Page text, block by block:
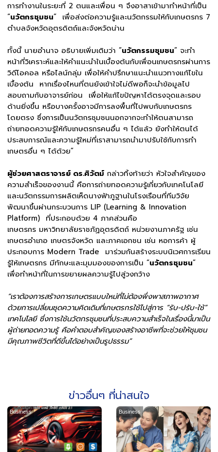
การทำงานในระยะที่ 2 ตนและเพื่อน ๆ จึงอาสาเข้ามาทำหน้าที่เป็น
“นวัตกรชุมชน” เพื่อส่งต่อความรู้และนวัตกรรมให้กับเกษตรกร 7
ตำบลจังหวัดอุตรดิตถ์และจังหวัดน่าน
ทั้งนี้ นายอำนาจ อธิบายเพิ่มเติมว่า “นวัตกรรมชุมชน” จะทำ
หน้าที่วิเคราะห์และให้คำแนะนำในเบื้องต้นกับเพื่อนเกษตรกรผ่านการ
วิดีโอคอล หรือไลน์กลุ่ม เพื่อให้คำปรึกษาแนะนำแนวทางแก้ไขใน
เบื้องต้น หากเรื่องไหนที่ตนยังเข้าใจไม่ดีพอก็จะนำข้อมูลไป
สอบถามกับอาจารย์ก่อน เพื่อให้แก้ไขปัญหาได้ตรงจุดและรอบ
ด้านยิ่งขึ้น หรือบางครั้งอาจมีการลงพื้นที่ไปพบกับเกษตรกร
โดยตรง ซึ่งการเป็นนวัตกรชุมชนนอกจากจะทำให้ตนสามารถ
ถ่ายทอดความรู้ให้กับเกษตรกรคนอื่น ๆ ได้แล้ว ยังทำให้ตนได้
ประสบการณ์และความรู้ใหม่ที่เราสามารถนำมาปรับใช้กับการทำ
เกษตรอื่น ๆ ได้ด้วย”
ผู้ช่วยศาสตราจารย์ ดร.ศิวัตม์ กล่าวทิ้งท้ายว่า หัวใจสำคัญของ
ความสำเร็จของงานนี้ คือการถ่ายทอดความรู้เกี่ยวกับเทคโนโลยี
และนวัตกรรมการผลิตเห็ดนางฟ้าภูฐานในโรงเรือนที่ทีมวิจัย
พัฒนาขึ้นผ่านกระบวนการ LIP (Learning & Innovation
Platform) ที่ประกอบด้วย 4 ภาคส่วนคือ
เกษตรกร มหาวิทยาลัยราชภัฏอุตรดิตถ์ หน่วยงานภาครัฐ เช่น
เกษตรอำเภอ เกษตรจังหวัด และภาคเอกชน เช่น หอการค้า ผู้
ประกอบการ Modern Trade มาร่วมกันสร้างระบบนิเวศการเรียน
รู้ให้เกษตรกร มีทักษะและมุมมองของการเป็น “นวัตกรชุมชน”
เพื่อทำหน้าที่ในการขยายผลความรู้ไปสู่วงกว้าง
“เราต้องการสร้างการเกษตรแบบใหม่ที่ไม่ต้องพึ่งพาสภาพอากาศ
ด้วยการเปลี่ยนชุดความคิดเดิมที่เกษตรกรใช้ไปสู่การ “รับ-ปรับ-ใช้”
เทคโนโลยี ซึ่งการใช้นวัตกรชุมชนที่ประสบความสำเร็จในเรื่องนี้มาเป็น
ผู้ถ่ายทอดความรู้ คือคำตอบสำคัญของสร้างอาชีพที่จะช่วยให้ชุมชน
มีคุณภาพชีวิตที่ดีขึ้นได้อย่างเป็นรูปธรรม”
ข่าวอื่นๆ ที่น่าสนใจ
Business Business